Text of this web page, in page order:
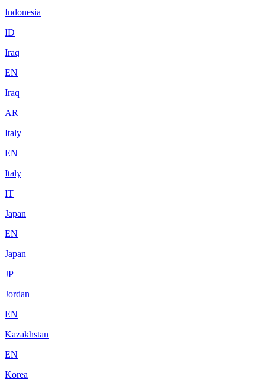
Indonesia
ID
Iraq
EN
Iraq
AR
Italy
EN
Italy
IT
Japan
EN
Japan
JP
Jordan
EN
Kazakhstan
EN
Korea